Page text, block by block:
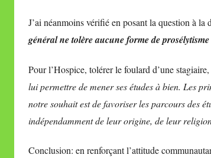
J’ai néanmoins vérifié en posant la question à
général ne tolère aucune forme de
Pour l’Hospice, tolérer le foulard d’une stagiaire,
lui permettre de mener ses études à bien. Les
notre souhait est de favoriser les parcours des
indépendamment de leur origine, de leur
Conclusion: en renforçant l’attitude